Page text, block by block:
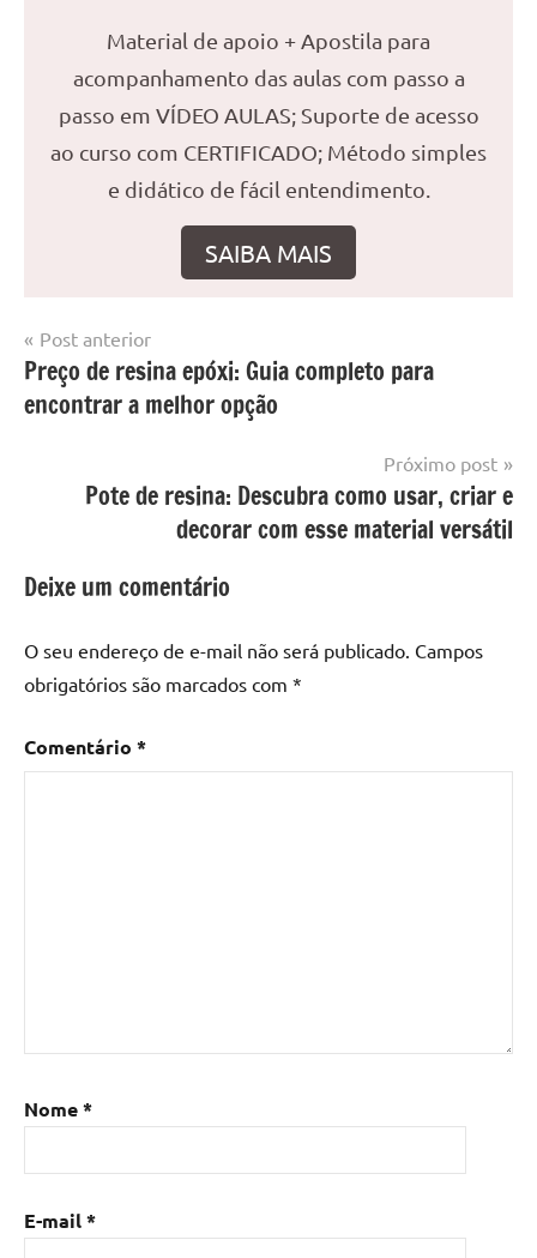
Material de apoio + Apostila para
acompanhamento das aulas com passo a
passo em VÍDEO AULAS; Suporte de acesso
ao curso com CERTIFICADO; Método simples
e didático de fácil entendimento.
SAIBA MAIS
Marcado
com
mesa
epoxi
mesa
madeira,
Mesa
madeira
com
de
com
madeira
mesa
Mesa
resinada
Navegação
de
Post
Post anterior
Preço de resina epóxi: Guia completo para
encontrar a melhor opção
Próximo post
Pote de resina: Descubra como usar, criar e
decorar com esse material versátil
Deixe um comentário
O seu endereço de e-mail não será publicado. Campos
obrigatórios são marcados com *
Comentário *
Nome*
E-mail*